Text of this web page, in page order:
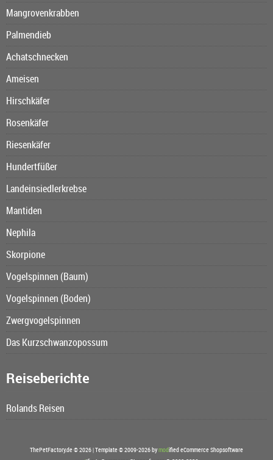
Mangrovenkrabben
Palmendieb
Achatschnecken
Ameisen
Hirschkäfer
Rosenkäfer
Riesenkäfer
Hundertfüßer
Landeinsiedlerkrebse
Mantiden
Nephila
Skorpione
Vogelspinnen (Baum)
Vogelspinnen (Boden)
Zwergvogelspinnen
Das Kurzschwanzopossum
Reiseberichte
Rolands Reisen
ThePetFactory.de © 2026 | Template © 2009-2026 bymodified eCommerce Shopsoftware